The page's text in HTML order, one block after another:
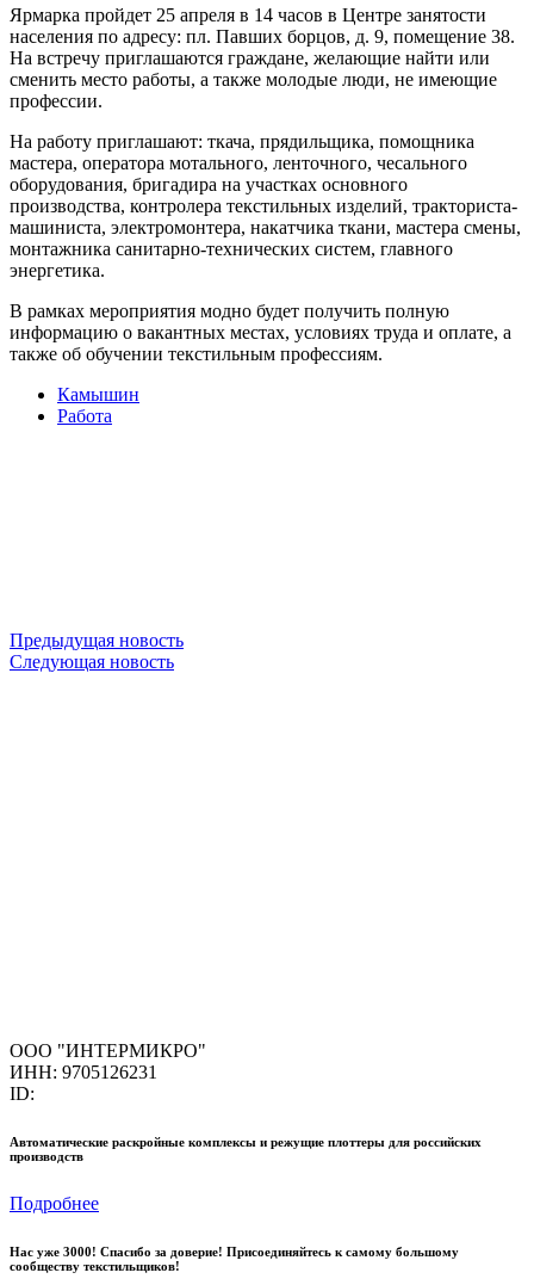
Ярмарка пройдет 25 апреля в 14 часов в Центре занятости
населения по адресу: пл. Павших борцов, д. 9, помещение 38.
На встречу приглашаются граждане, желающие найти или
сменить место работы, а также молодые люди, не имеющие
профессии.
На работу приглашают: ткача, прядильщика, помощника
мастера, оператора мотального, ленточного, чесального
оборудования, бригадира на участках основного
производства, контролера текстильных изделий, тракториста-
машиниста, электромонтера, накатчика ткани, мастера смены,
монтажника санитарно-технических систем, главного
энергетика.
В рамках мероприятия модно будет получить полную
информацию о вакантных местах, условиях труда и оплате, а
также об обучении текстильным профессиям.
Камышин
Работа
Предыдущая новость
Следующая новость
ООО "ИНТЕРМИКРО"
ИНН: 9705126231
ID:
Автоматические раскройные комплексы и режущие плоттеры для российских
производств
Подробнее
Нас уже 3000! Спасибо за доверие! Присоединяйтесь к самому большому
сообществу текстильщиков!